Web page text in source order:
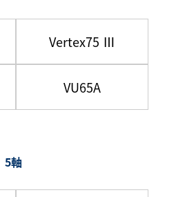
Vertex75 Ⅲ
VU65A
5軸